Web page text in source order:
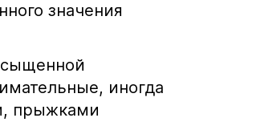
значения
иногда
прыжками